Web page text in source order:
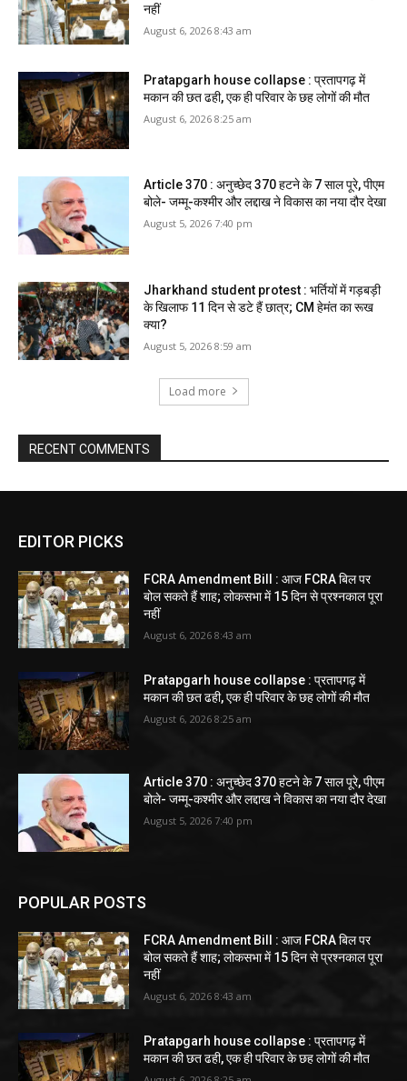
नहीं
August 6, 2026 8:43 am
Pratapgarh house collapse : प्रतापगढ़ में
मकान की छत ढही, एक ही परिवार के छह लोगों की मौत
August 6, 2026 8:25 am
Article 370 : अनुच्छेद 370 हटने के 7 साल पूरे, पीएम
बोले- जम्मू-कश्मीर और लद्दाख ने विकास का नया दौर देखा
August 5, 2026 7:40 pm
Jharkhand student protest : भर्तियों में गड़बड़ी
के खिलाफ 11 दिन से डटे हैं छात्र; CM हेमंत का रूख
क्या?
August 5, 2026 8:59 am
Load more
RECENT COMMENTS
EDITOR PICKS
FCRA Amendment Bill : आज FCRA बिल पर
बोल सकते हैं शाह; लोकसभा में 15 दिन से प्रश्नकाल पूरा
नहीं
August 6, 2026 8:43 am
Pratapgarh house collapse : प्रतापगढ़ में
मकान की छत ढही, एक ही परिवार के छह लोगों की मौत
August 6, 2026 8:25 am
Article 370 : अनुच्छेद 370 हटने के 7 साल पूरे, पीएम
बोले- जम्मू-कश्मीर और लद्दाख ने विकास का नया दौर देखा
August 5, 2026 7:40 pm
POPULAR POSTS
FCRA Amendment Bill : आज FCRA बिल पर
बोल सकते हैं शाह; लोकसभा में 15 दिन से प्रश्नकाल पूरा
नहीं
August 6, 2026 8:43 am
Pratapgarh house collapse : प्रतापगढ़ में
मकान की छत ढही, एक ही परिवार के छह लोगों की मौत